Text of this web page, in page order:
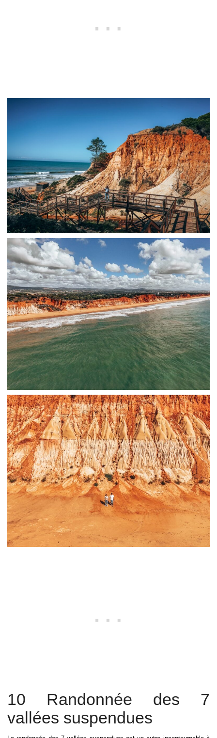
10 Randonnée des 7
vallées suspendues